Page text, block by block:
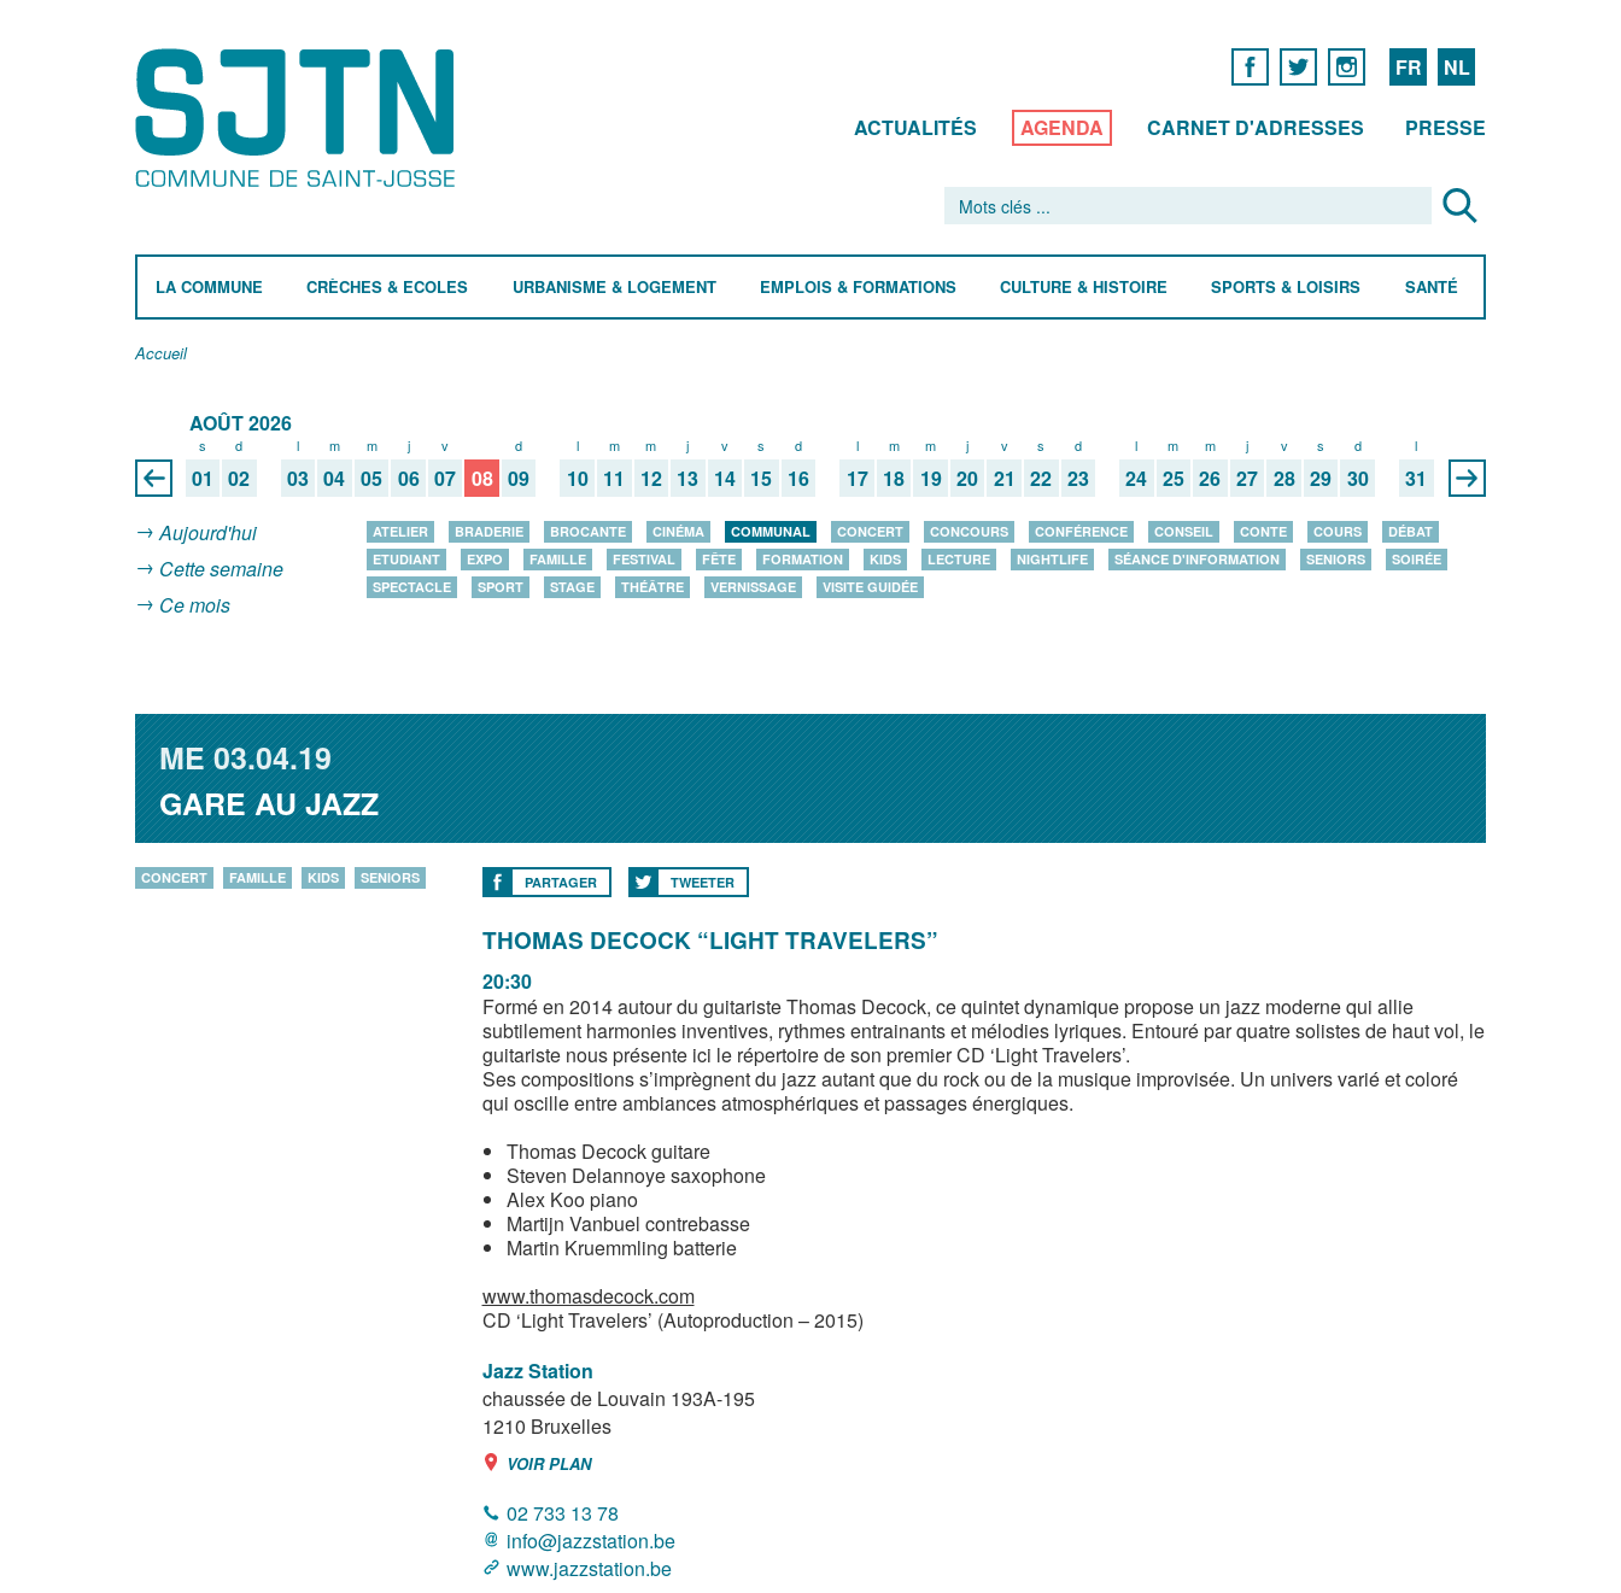
FR NL
ACTUALITÉS AGENDA CARNET D'ADRESSES PRESSE
LA COMMUNE CRÈCHES & ECOLES URBANISME & LOGEMENT EMPLOIS & FORMATIONS CULTURE & HISTOIRE SPORTS & LOISIRS SANTÉ
Accueil
AOÛT 2026
s
01
d
02
l
03
m
04
m
05
j
06
v
07 08
d
09
l
10
m
11
m
12
j
13
v
14
s
15
d
16
l
17
m
18
m
19
j
20
v
21
s
22
d
23
l
24
m
25
m
26
j
27
v
28
s
29
d
30
l
31
Aujourd'hui
Cette semaine
Ce mois
ATELIER BRADERIE BROCANTE CINÉMA COMMUNAL CONCERT CONCOURS CONFÉRENCE CONSEIL CONTE COURS
DÉBAT
ETUDIANT
EXPO FAMILLE FESTIVAL FÊTE FORMATION KIDS LECTURE NIGHTLIFE SÉANCE D'INFORMATION SENIORS
SOIRÉE
SPECTACLE
SPORT STAGE THÉÂTRE VERNISSAGE VISITE GUIDÉE
ME03.04.19
GARE AU JAZZ
CONCERT FAMILLE KIDS SENIORS PARTAGER TWEETER
THOMAS DECOCK “LIGHT TRAVELERS”
20:30
Formé en 2014 autour du guitariste Thomas Decock, ce quintet dynamique propose un jazz moderne qui allie
subtilement harmonies inventives, rythmes entrainants et mélodies lyriques. Entouré par quatre solistes de haut vol, le
guitariste nous présente ici le répertoire de son premier CD ‘Light Travelers’.
Ses compositions s’imprègnent du jazz autant que du rock ou de la musique improvisée. Un univers varié et coloré
qui oscille entre ambiances atmosphériques et passages énergiques.
Thomas Decock guitare
Steven Delannoye saxophone
Alex Koo piano
Martijn Vanbuel contrebasse
Martin Kruemmling batterie
www.thomasdecock.com
CD ‘Light Travelers’ (Autoproduction – 2015)
Jazz Station
chaussée de Louvain 193A-195
1210 Bruxelles
VOIR PLAN
02 733 13 78
info@jazzstation.be
www.jazzstation.be